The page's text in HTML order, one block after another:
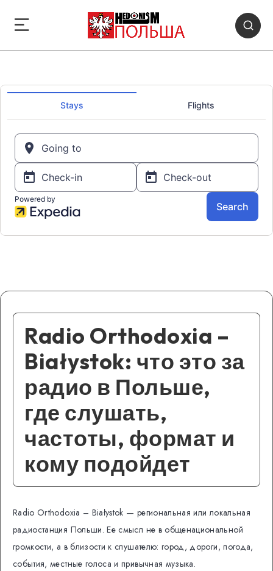
Radio Orthodoxia –
Białystok: что это за
радио в Польше,
где слушать,
частоты, формат и
кому подойдет
Radio Orthodoxia – Białystok — региональная или локальная
радиостанция Польши. Ее смысл не в общенациональной
громкости, а в близости к слушателю: город, дороги, погода,
события, местные голоса и привычная музыка.